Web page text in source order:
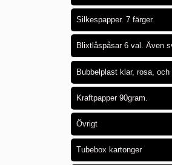
Silkespapper. 7 färger.
Blixtlåspåsar 6 val. Även
Bubbelplast klar, rosa, och
Kraftpapper 90gram.
Övrigt
Tubebox kartonger